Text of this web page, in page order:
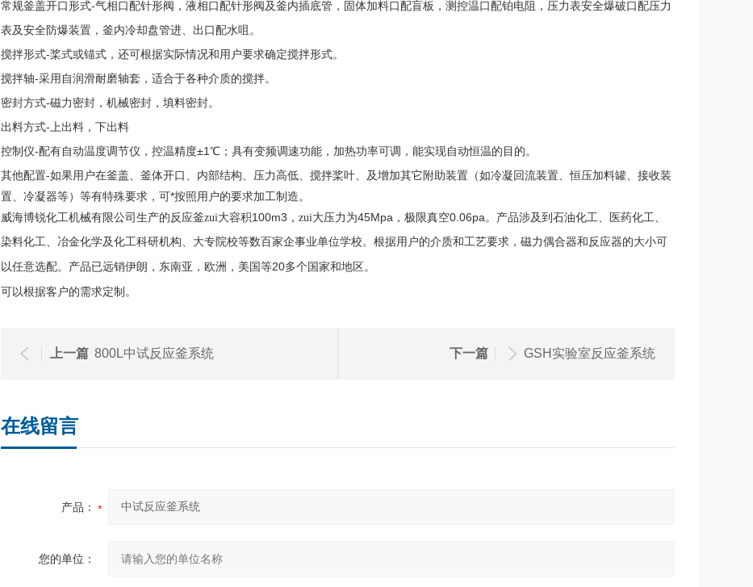
常规釜盖开口形式-气相口配针形阀，液相口配针形阀及釜内插底管，固体加料口配盲板，测控温口配铂电阻，压力表安全爆破口配压力
表及安全防爆装置，釜内冷却盘管进、出口配水咀。
搅拌形式-桨式或锚式，还可根据实际情况和用户要求确定搅拌形式。
搅拌轴-采用自润滑耐磨轴套，适合于各种介质的搅拌。
密封方式-磁力密封，机械密封，填料密封。
出料方式-上出料，下出料
控制仪-配有自动温度调节仪，控温精度±1℃；具有变频调速功能，加热功率可调，能实现自动恒温的目的。
其他配置-如果用户在釜盖、釜体开口、内部结构、压力高低、搅拌桨叶、及增加其它附助装置（如冷凝回流装置、恒压加料罐、接收装
置、冷凝器等）等有特殊要求，可*按照用户的要求加工制造。
威海博锐化工机械有限公司生产的反应釜zui大容积100m3 ，zui大压力为45Mpa，极限真空0.06pa。产品涉及到石油化工、医药化工、
染料化工、冶金化学及化工科研机构、大专院校等数百家企事业单位学校。根据用户的介质和工艺要求，磁力偶合器和反应器的大小可
以任意选配。产品已远销伊朗，东南亚，欧洲，美国等20多个国家和地区。
可以根据客户的需求定制。
上一篇 800L中试反应釜系统 下一篇 GSH实验室反应釜系统
在线留言
产品：
您的单位：